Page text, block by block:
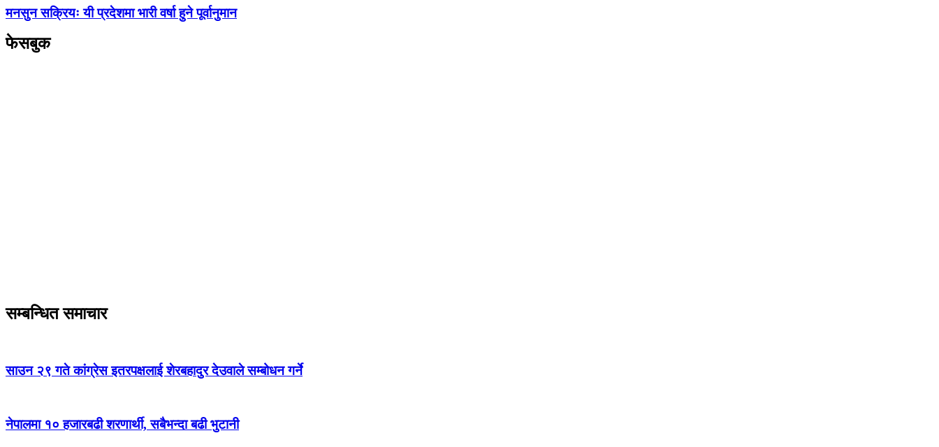
मनसुन सक्रियः यी प्रदेशमा भारी वर्षा हुने पूर्वानुमान
फेसबुक
सम्बन्धित समाचार
साउन २९ गते कांग्रेस इतरपक्षलाई शेरबहादुर देउवाले सम्बोधन गर्ने
नेपालमा १० हजारबढी शरणार्थी, सबैभन्दा बढी भुटानी